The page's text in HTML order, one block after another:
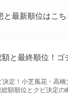
と最新順位はこち
と最終順位！
決定！小芝風花・高
額順位とクビ決定の